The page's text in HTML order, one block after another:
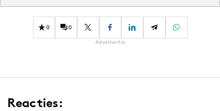
0 0
Advertentie
Reacties: